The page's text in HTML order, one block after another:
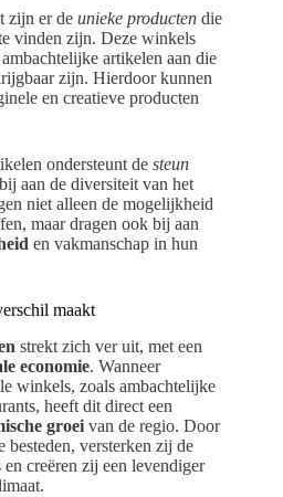
zijn er de unieke producten die
vinden zijn. Deze winkels
artikelen aan die
zijn. Hierdoor kunnen
en creatieve producten
ondersteunt de steun
aan de diversiteit van het
niet alleen de mogelijkheid
maar dragen ook bij aan
en vakmanschap in hun
maakt
strekt zich ver uit, met een
economie. Wanneer
winkels, zoals ambachtelijke
heeft dit direct een
groei van de regio. Door
besteden, versterken zij de
creëren zij een levendiger